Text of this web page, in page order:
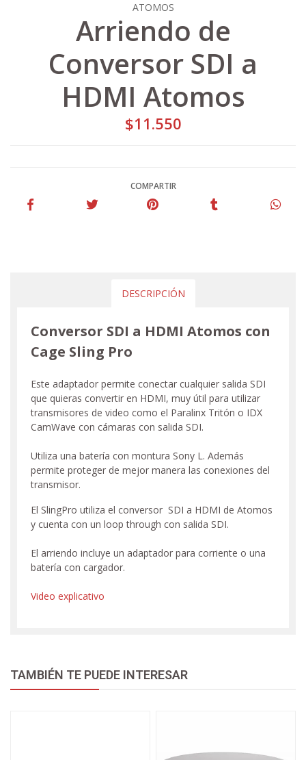
ATOMOS
Arriendo de
Conversor SDI a
HDMI Atomos
$11.550
COMPARTIR
DESCRIPCIÓN
Conversor SDI a HDMI Atomos con
Cage Sling Pro
Este adaptador permite conectar cualquier salida SDI
que quieras convertir en HDMI, muy útil para utilizar
transmisores de video como el Paralinx Tritón o IDX
CamWave con cámaras con salida SDI.
Utiliza una batería con montura Sony L. Además
permite proteger de mejor manera las conexiones del
transmisor.
El SlingPro utiliza el conversor SDI a HDMI de Atomos
y cuenta con un loop through con salida SDI.
El arriendo incluye un adaptador para corriente o una
batería con cargador.
Video explicativo
TAMBIÉN TE PUEDE INTERESAR